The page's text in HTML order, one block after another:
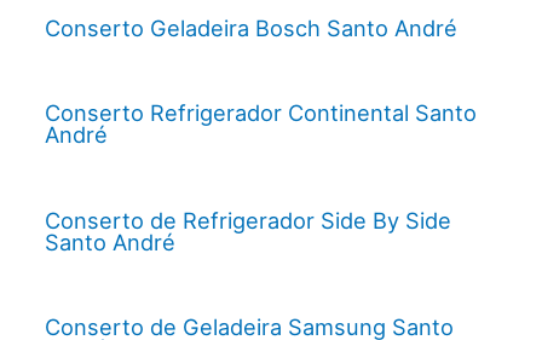
Conserto Geladeira Bosch Santo André
Conserto Refrigerador Continental Santo
André
Conserto de Refrigerador Side By Side
Santo André
Conserto de Geladeira Samsung Santo